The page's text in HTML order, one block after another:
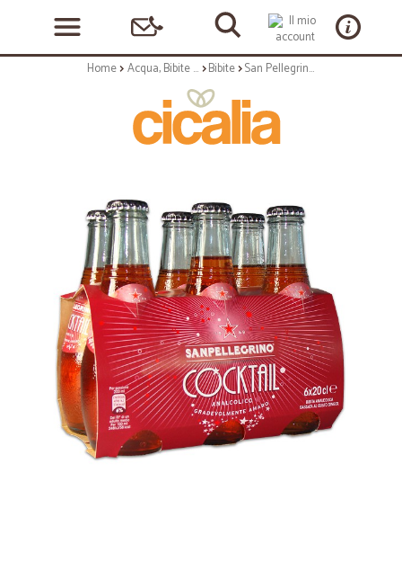
Home Acqua, Bibite e Alcolici Bibite San Pellegrino cocktail rosso cl.20 cluster x6